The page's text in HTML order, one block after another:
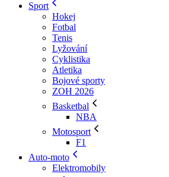
Sport
Hokej
Fotbal
Tenis
Lyžování
Cyklistika
Atletika
Bojové sporty
ZOH 2026
Basketbal
NBA
Motosport
F1
Auto-moto
Elektromobily